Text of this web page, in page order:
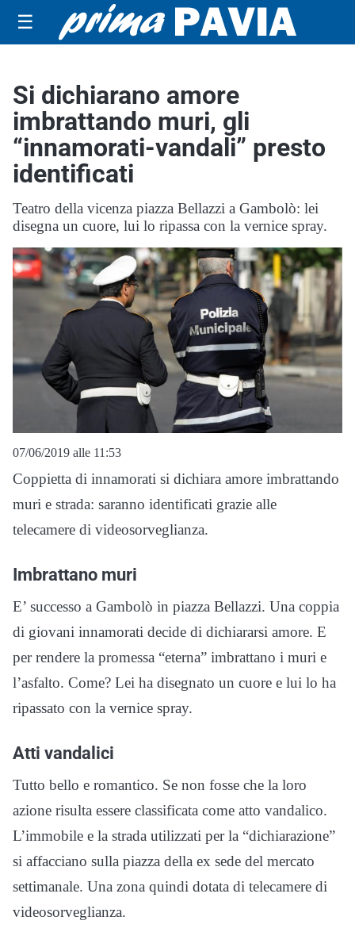
☰
Si dichiarano amore
imbrattando muri, gli
“innamorati-vandali” presto
identificati
Teatro della vicenza piazza Bellazzi a Gambolò: lei
disegna un cuore, lui lo ripassa con la vernice spray.
07/06/2019 alle 11:53
Coppietta di innamorati si dichiara amore imbrattando
muri e strada: saranno identificati grazie alle
telecamere di videosorveglianza.
Imbrattano muri
E’ successo a Gambolò in piazza Bellazzi. Una coppia
di giovani innamorati decide di dichiararsi amore. E
per rendere la promessa “eterna” imbrattano i muri e
l’asfalto. Come? Lei ha disegnato un cuore e lui lo ha
ripassato con la vernice spray.
Atti vandalici
Tutto bello e romantico. Se non fosse che la loro
azione risulta essere classificata come atto vandalico.
L’immobile e la strada utilizzati per la “dichiarazione”
si affacciano sulla piazza della ex sede del mercato
settimanale. Una zona quindi dotata di telecamere di
videosorveglianza.